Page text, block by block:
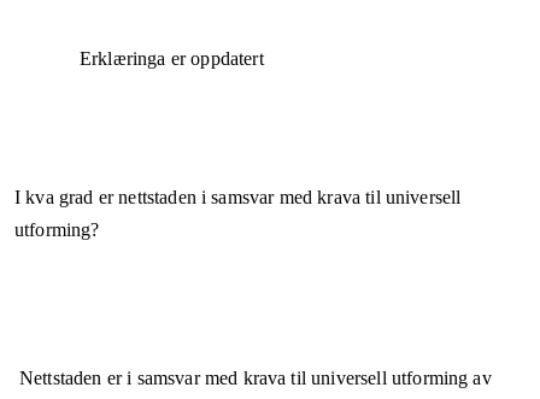
Erklæringa er oppdatert
I kva grad er nettstaden i samsvar med krava til universell
utforming?
Nettstaden eri samsvarmed krava til universell utforming av